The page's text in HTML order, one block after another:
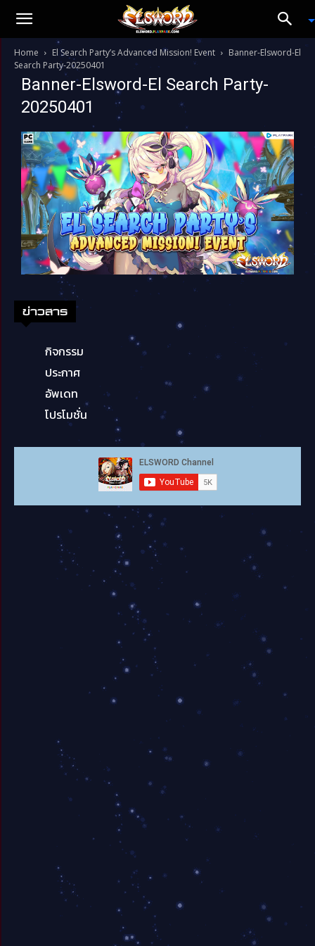
Home El Search Party’s Advanced Mission! Event
Banner-Elsword-El
Search Party-20250401
Banner-Elsword-El Search Party-
20250401
ข่าวสาร
กิจกรรม
ประกาศ
อัพเดท
โปรโมชั่น